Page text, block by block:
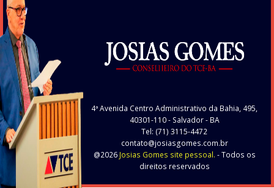
4ª Avenida Centro Administrativo da Bahia, 495,
40301-110- Salvador - BA
Tel: (71) 3115-4472
contato@josiasgomes.com.br
@2026 Josias Gomes site pessoal. - Todos os
direitos reservados